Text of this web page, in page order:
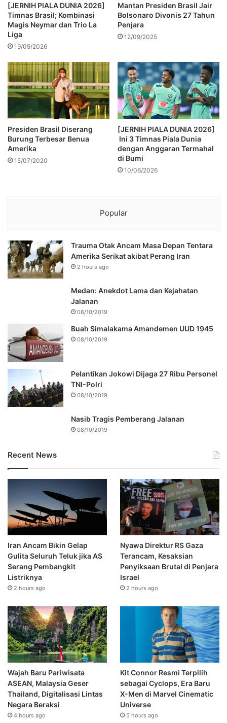
[JERNIH PIALA DUNIA 2026]
Timnas Brasil; Kombinasi
Magis Neymar dan Trio La
Liga
19/05/2026
Mantan Presiden Brasil Jair
Bolsonaro Divonis 27 Tahun
Penjara
12/09/2025
Presiden Brasil Diserang
Burung Terbesar Benua
Amerika
15/07/2020
[JERNIH PIALA DUNIA 2026]
Ini 3 Timnas Piala Dunia
dengan Anggaran Termahal
di Bumi
10/06/2026
Popular
Trauma Otak Ancam Masa Depan Tentara
Amerika Serikat akibat Perang Iran
2 hours ago
Medan: Anekdot Lama dan Kejahatan
Jalanan
08/10/2019
Buah Simalakama Amandemen UUD 1945
08/10/2019
Pelantikan Jokowi Dijaga 27 Ribu Personel
TNI-Polri
08/10/2019
Nasib Tragis Pemberang Jalanan
08/10/2019
Recent News
Iran Ancam Bikin Gelap
Gulita Seluruh Teluk jika AS
Serang Pembangkit
Listriknya
2 hours ago
Nyawa Direktur RS Gaza
Terancam, Kesaksian
Penyiksaan Brutal di Penjara
Israel
2 hours ago
Wajah Baru Pariwisata
ASEAN, Malaysia Geser
Thailand, Digitalisasi Lintas
Negara Beraksi
4 hours ago
Kit Connor Resmi Terpilih
sebagai Cyclops, Era Baru
X-Men di Marvel Cinematic
Universe
5 hours ago